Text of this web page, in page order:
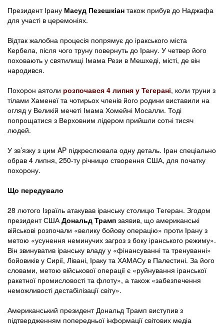
Президент Ірану Масуд Пезешкіан також прибув до Наджафа
для участі в церемоніях.
Відтак жалобна процесія попрямує до іракського міста
Кербела, після чого труну повернуть до Ірану. У четвер його
поховають у святилищі Імама Рези в Мешхеді, місті, де він
народився.
Похорон аятоли розпочався 4 липня у Тегерані, коли труни з
тілами Хаменеї та чотирьох членів його родини виставили на
огляд у Великій мечеті Імама Хомейні Мосалли. Тоді
попрощатися з Верховним лідером прийшли сотні тисяч
людей.
У зв’язку з цим AP підкреслювала одну деталь. Іран спеціально
обрав 4 липня, 250-ту річницю створення США, для початку
похорону.
Що передувало
28 лютого Ізраїль атакував іранську столицю Тегеран. Згодом
президент США Дональд Трамп заявив, що американські
військові розпочали «велику бойову операцію» проти Ірану з
метою «усунення неминучих загроз з боку іранського режиму».
Він звинуватив іранську владу у «фінансуванні та тренуванні»
бойовиків у Сирії, Лівані, Іраку та ХАМАСу в Палестині. За його
словами, метою військової операції є «руйнування іранської
ракетної промисловості та флоту», а також «забезпечення
неможливості дестабілізації світу».
Американський президент Дональд Трамп виступив з
підтвердженням попередньої інформації світових медіа